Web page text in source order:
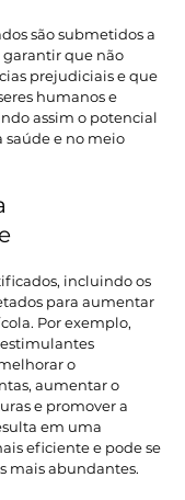
são submetidos a
garantir que não
prejudiciais e que
humanos e
assim o potencial
e no meio
incluindo os
para aumentar
Por exemplo,
o
aumentar o
e promover a
em uma
eficiente e pode se
mais abundantes.